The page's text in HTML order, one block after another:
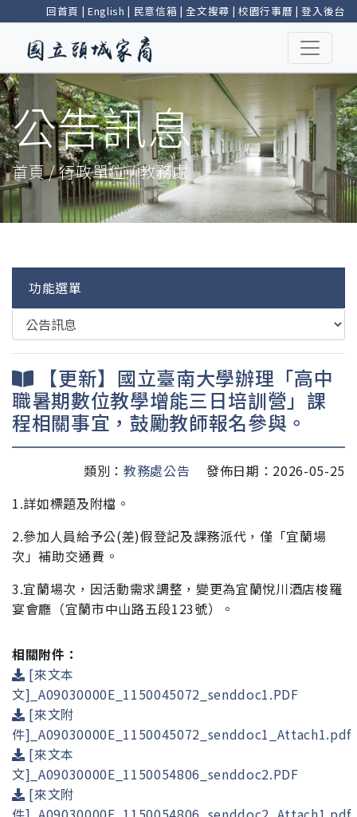
回首頁 | English | 民意信箱 |全文搜尋 | 校園行事曆 |登入後台
公告訊息
首頁 / 行政單位 / 教務處
功能選單
【更新】國立臺南大學辦理「高中
職暑期數位教學增能三日培訓營」課
程相關事宜，鼓勵教師報名參與。
類別： 教務處公告
發佈日期：2026-05-25
1.詳如標題及附檔。
2.參加人員給予公(差)假登記及課務派代， 僅「宜蘭場
次」補助交通費 。
3.宜蘭場次，因活動需求調整，變更為宜蘭悅川酒店梭羅
宴會廳（宜蘭市中山路五段123號）。
相關附件：
[來文本
文]_A09030000E_1150045072_senddoc1.PDF
[來文附
件]_A09030000E_1150045072_senddoc1_Attach1.pdf
[來文本
文]_A09030000E_1150054806_senddoc2.PDF
[來文附